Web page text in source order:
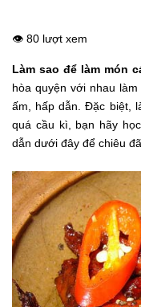
👁️ 80 lượt xem
Làm sao để làm món
hòa quyện với nhau
ấm, hấp dẫn. Đặc biệt,
quá cầu kì, bạn hãy
dẫn dưới đây để chiêu